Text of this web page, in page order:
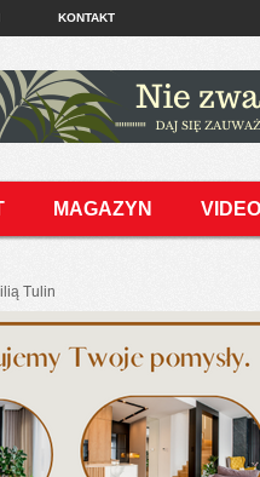
KONTAKT
MAGAZYN VIDEO
Tulin